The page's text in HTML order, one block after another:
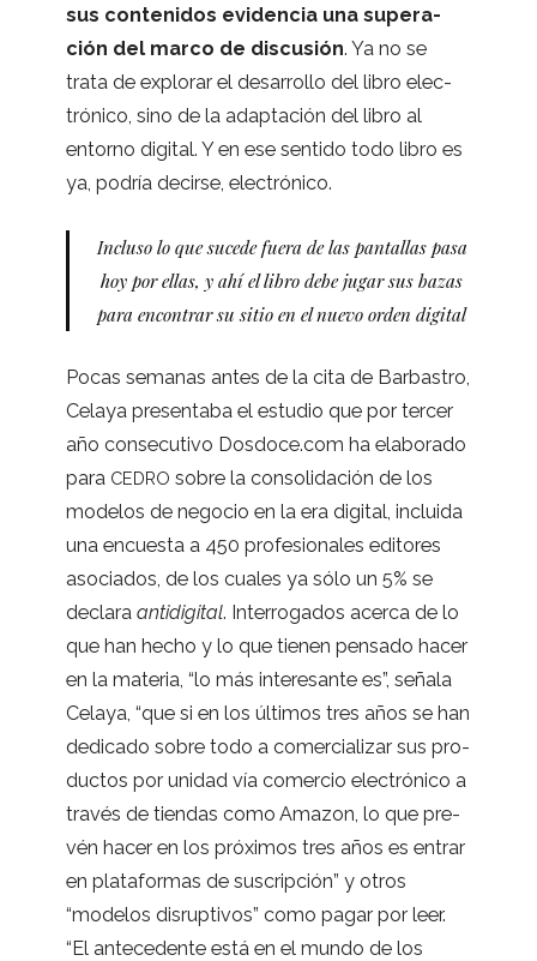
sus con­te­ni­dos evi­den­cia una supera­
ción del marco de dis­cu­sión. Ya no se
trata de explo­rar el desa­rro­llo del libro elec­
tró­nico, sino de la adap­ta­ción del libro al
entorno digi­tal. Y en ese sen­tido todo libro es
ya, podría decirse, electrónico.
Incluso lo que sucede fuera de las pan­ta­llas pasa
hoy por ellas, y ahí el libro debe jugar sus bazas
para encon­trar su sitio en el nuevo orden digital
Pocas sema­nas antes de la cita de Bar­bas­tro,
Celaya pre­sen­taba el estu­dio que por ter­cer
año con­se­cu­tivo Dos​doce​.com ha ela­bo­rado
para CEDRO sobre la con­so­li­da­ción de los
mode­los de nego­cio en la era digi­tal, incluida
una encuesta a 450 pro­fe­sio­na­les edi­to­res
aso­cia­dos, de los cua­les ya sólo un 5% se
declara anti­di­gi­tal. Inte­rro­ga­dos acerca de lo
que han hecho y lo que tie­nen pen­sado hacer
en la mate­ria, “lo más intere­sante es”, señala
Celaya, “que si en los últi­mos tres años se han
dedi­cado sobre todo a comer­cia­li­zar sus pro­
duc­tos por uni­dad vía comer­cio elec­tró­nico a
tra­vés de tien­das como Ama­zon, lo que pre­
vén hacer en los pró­xi­mos tres años es entrar
en pla­ta­for­mas de sus­crip­ción” y otros
“mode­los dis­rup­ti­vos” como pagar por leer.
“El ante­ce­dente está en el mundo de los